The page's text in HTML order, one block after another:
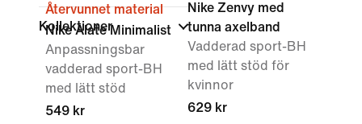
Kollektioner
Återvunnet material
Nike Alate Minimalist
Anpassningsbar
vadderad sport-BH
med lätt stöd
549 kr
Nike Zenvy med
tunna axelband
Vadderad sport-BH
med lätt stöd för
kvinnor
629 kr